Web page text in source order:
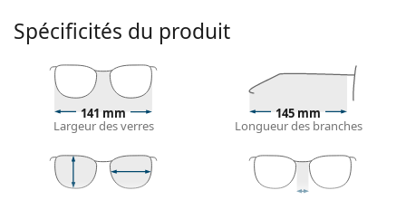
soleil grâce à la fonction d'essayage virtuel de
Lentiamo.
Monture de lunettes de soleil
La couleur beige de la monture s'accorde
parfaitement avec tous les types de teint et des
Lunettes de soleil à montures carréessont un choix
idéal pour les personnes ayant une forme de visage
Spécificités du produit
141 mm
Largeur des verres
145 mm
Longueur des branches